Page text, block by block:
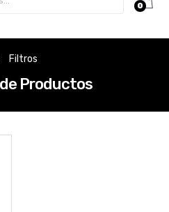
0
Filtros
Productos